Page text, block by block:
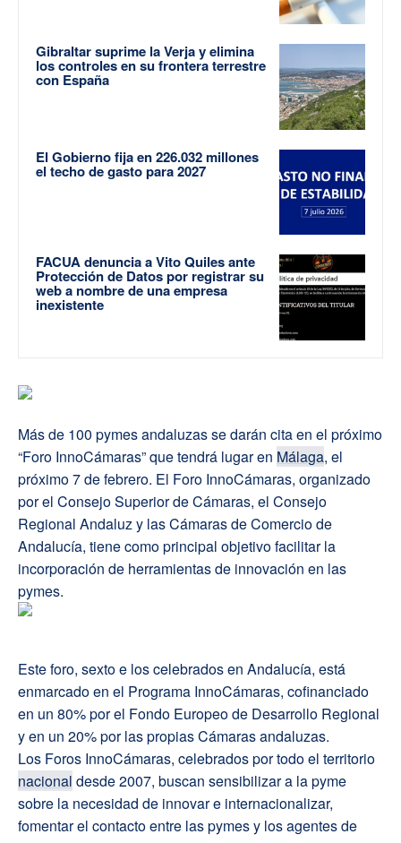
Gibraltar suprime la Verja y elimina
los controles en su frontera terrestre
con España
El Gobierno fija en 226.032 millones
el techo de gasto para 2027
FACUA denuncia a Vito Quiles ante
Protección de Datos por registrar su
web a nombre de una empresa
inexistente
Más de 100 pymes andaluzas se darán cita en el próximo
“Foro InnoCámaras” que tendrá lugar en Málaga, el
próximo 7 de febrero. El Foro InnoCámaras, organizado
por el Consejo Superior de Cámaras, el Consejo
Regional Andaluz y las Cámaras de Comercio de
Andalucía, tiene como principal objetivo facilitar la
incorporación de herramientas de innovación en las
pymes.
Este foro, sexto e los celebrados en Andalucía, está
enmarcado en el Programa InnoCámaras, cofinanciado
en un 80% por el Fondo Europeo de Desarrollo Regional
y en un 20% por las propias Cámaras andaluzas.
Los Foros InnoCámaras, celebrados por todo el territorio
nacional desde 2007, buscan sensibilizar a la pyme
sobre la necesidad de innovar e internacionalizar,
fomentar el contacto entre las pymes y los agentes de